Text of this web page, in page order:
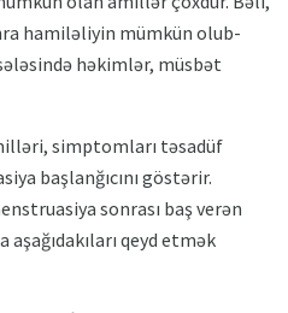
hamiləliyin mümkün olub-
həkimlər, müsbət
simptomları təsadüf
başlanğıcını göstərir.
sonrası baş verən
qeyd etmək